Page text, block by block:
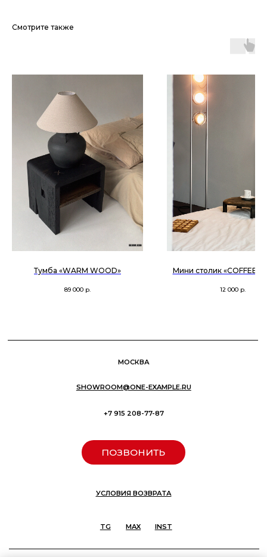
Смотрите также
Тумба «WARM WOOD»
89 000 р.
Мини столик «COFFEE,
12 000 р.
ПОЗВОНИТЬ
ПОЛИТИКА КОНФИДЕНЦИАЛЬНОСТИ
instagram и WhatsApp принадлежит Meta, признанной
экстремистской и запрещенной в РФ